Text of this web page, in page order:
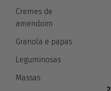
Cremes de
amendoim
Granola e papas
Leguminosas
Massas